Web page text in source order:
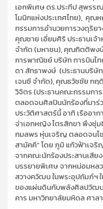
เอกพิเศษ ดร.ประทีป สุพรร
โมนิกแห่งประเทศไทย), คุณ
กรรมการอำนวยการวงดุริย
คุณชาย เอี่ยมศิริ ประธานเจ้
จำกัด (มหาชน), คุณกิตติพง
การพาณิชย์ บริษัท การบินไ
ดา สัทธาพงษ์ (ประธานบริษั
เจนซี จำกัด), คุณธวัชชัย กฤ
วิจิตร (ประธานคณะกรรมกา
ตลอดจนศิลปินนักร้องที่มาร่
ประวัติศาสตร์นี้ อาทิ เรืออ
จ่าเอกหญิง ไตรสิกขา พึงชุ่
กมลพร หุ่นเจริญ ตลอดจนโ
สามัคคี” โดย ภูมิ แก้วฟ้าเจริ
จากคณะนักร้องประสานเสีย
บรรยายพิเศษ จากหม่อมหล
สวางควัฒน ในพระอุปถัมภ์ฯ
ของแผ่นดินกับพลังศิลปวัฒน
คาร มหาวิทยาลัยมหิดล ศาล